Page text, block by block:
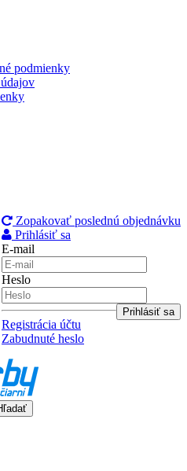
podmienky
Zopakovať poslednú objednávku
Prihlásiť sa
E-mail
Heslo
Registrácia účtu
Zabudnuté heslo